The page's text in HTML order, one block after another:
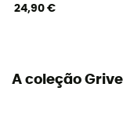
24,90 €
A coleção Grivel